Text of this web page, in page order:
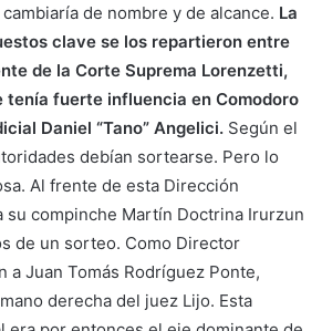
de nombre y de alcance. La
clave se los repartieron entre
de la Corte Suprema Lorenzetti,
tenía fuerte influencia en Comodoro
Daniel “Tano” Angelici. Según el
debían sortearse. Pero lo
Al frente de esta Dirección
su compinche Martín Doctrina Irurzun
de un sorteo. Como Director
a Juan Tomás Rodríguez Ponte,
derecha del juez Lijo. Esta